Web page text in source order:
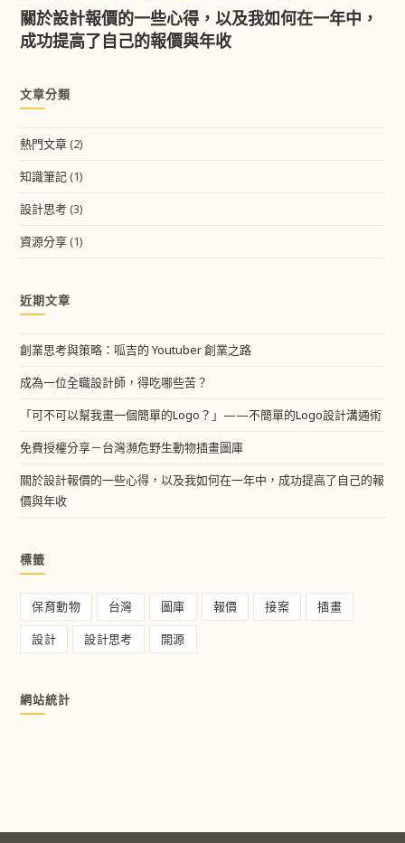
關於設計報價的一些心得，以及我如何在一年中，
成功提高了自己的報價與年收
文章分類
熱門文章(2)
知識筆記(1)
設計思考(3)
資源分享(1)
近期文章
創業思考與策略：呱吉的 Youtuber 創業之路
成為一位全職設計師，得吃哪些苦？
「可不可以幫我畫一個簡單的Logo？」——不簡單的Logo設計溝通術
免費授權分享－台灣瀕危野生動物插畫圖庫
關於設計報價的一些心得，以及我如何在一年中，成功提高了自己的報
價與年收
標籤
保育動物 台灣 圖庫 報價 接案
插畫
設計
設計思考 開源
網站統計